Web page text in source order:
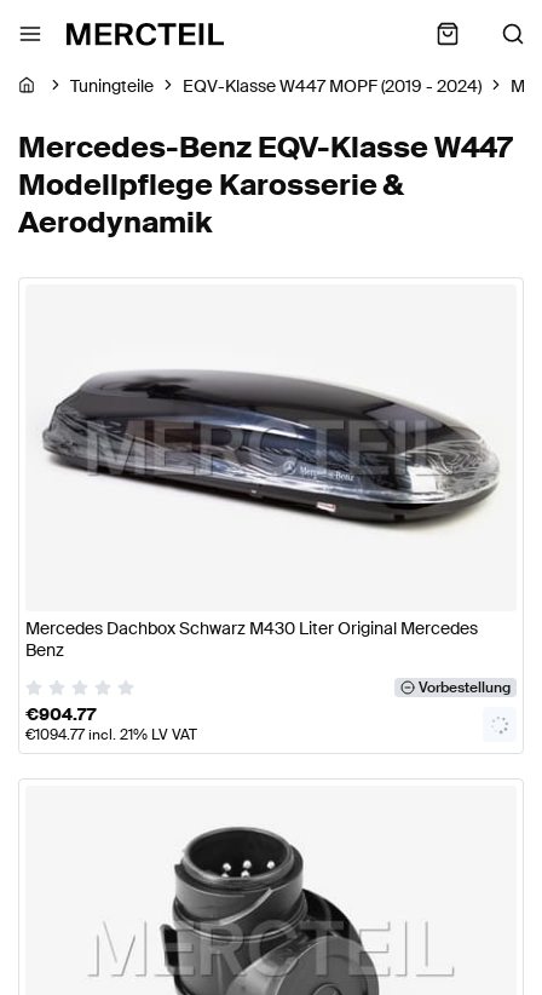
Tuningteile EQV-Klasse W447 MOPF (2019 - 2024)
Mercedes-Benz EQV-Klasse W447
Modellpflege Karosserie &
Aerodynamik
Mercedes Dachbox Schwarz M430 Liter Original Mercedes
Benz
Vorbestellung
€904.77
€1094.77incl. 21% LV VAT